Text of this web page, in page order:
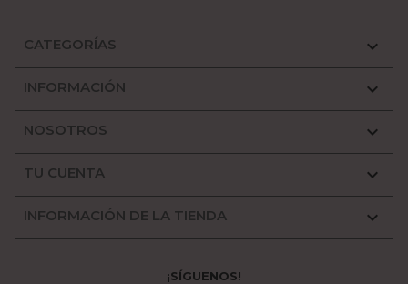
CATEGORÍAS 
INFORMACIÓN 
NOSOTROS 
TU CUENTA 
INFORMACIÓN DE LA TIENDA 
¡SÍGUENOS!